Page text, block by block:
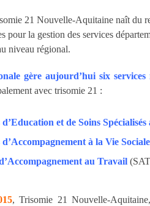
21 Nouvelle-Aquitaine naît du
pour la gestion des services
niveau régional.
gère aujourd’hui six
avec trisomie 21 :
d’Education et de Soins
d’Accompagnement à la Vie Sociale
au Travail
, Trisomie 21 Nouvelle-